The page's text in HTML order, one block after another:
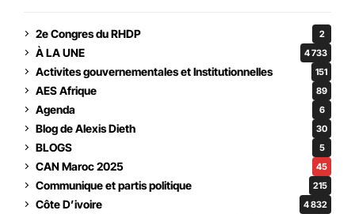
2e Congres du RHDP 2
À LA UNE 4 733
Activites gouvernementales et Institutionnelles 151
AES Afrique 89
Agenda 6
Blog de Alexis Dieth 30
BLOGS 5
CAN Maroc 2025 45
Communique et partis politique 215
Côte D’ivoire 4 832